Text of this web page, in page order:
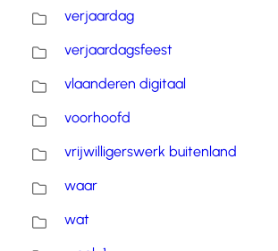
verjaardag
verjaardagsfeest
vlaanderen digitaal
voorhoofd
vrijwilligerswerk buitenland
waar
wat